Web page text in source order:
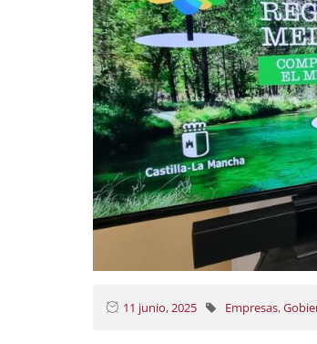
11 junio, 2025 Empresas,